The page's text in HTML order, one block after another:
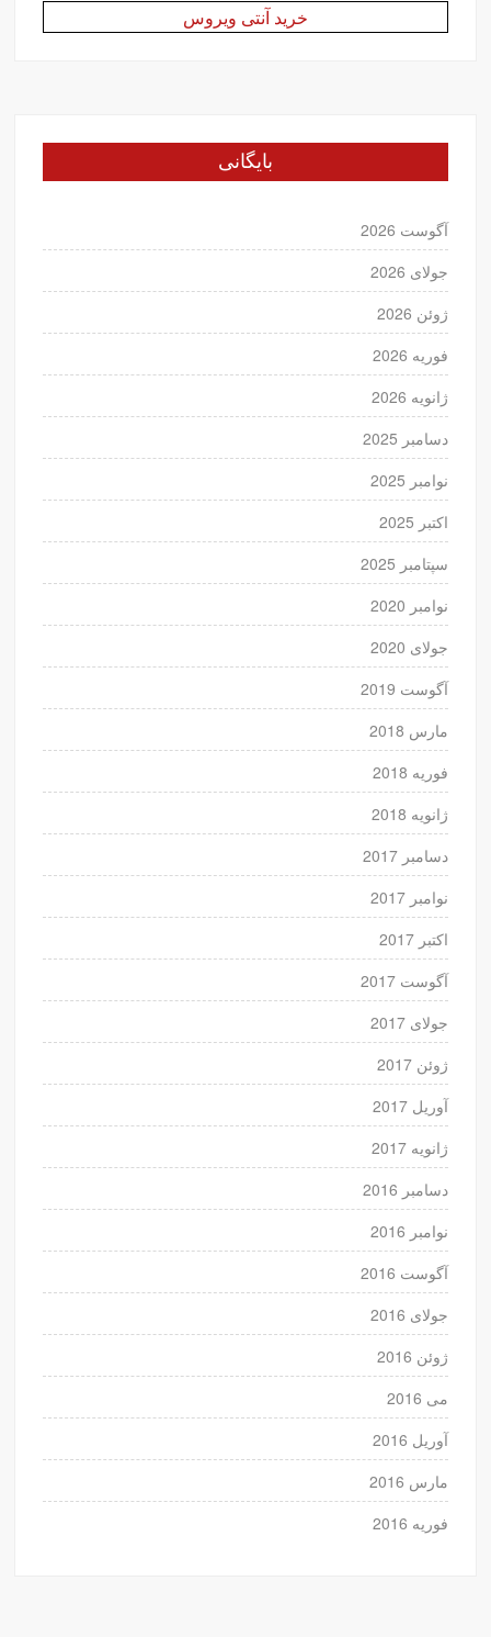
خرید آنتی ویروس
بایگانی
آگوست 2026
جولای 2026
ژوئن 2026
فوریه 2026
ژانویه 2026
دسامبر 2025
نوامبر 2025
اکتبر 2025
سپتامبر 2025
نوامبر 2020
جولای 2020
آگوست 2019
مارس 2018
فوریه 2018
ژانویه 2018
دسامبر 2017
نوامبر 2017
اکتبر 2017
آگوست 2017
جولای 2017
ژوئن 2017
آوریل 2017
ژانویه 2017
دسامبر 2016
نوامبر 2016
آگوست 2016
جولای 2016
ژوئن 2016
می 2016
آوریل 2016
مارس 2016
فوریه 2016